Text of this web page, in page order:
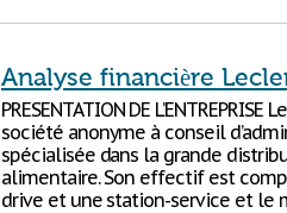
Analyse financière
PRESENTATION DE
société anonyme à conseil
spécialisée dans la grande
alimentaire. Son effectif est
drive et une station-service et le